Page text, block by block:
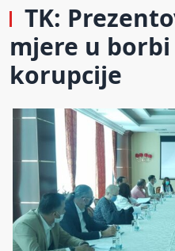
TK:
mjere u
korupcije